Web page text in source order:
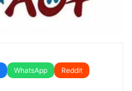
WhatsApp
Reddit